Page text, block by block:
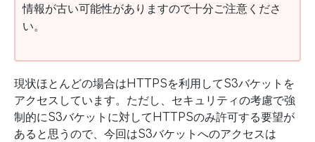
情報が古い可能性がありますので十分ご注意くださ
い。
現状ほとんどの場合はHTTPSを利用してS3バケットを
アクセスしています。ただし、セキュリティの考慮で強
制的にS3バケットに対してHTTPSのみ許可する要望が
あると思うので、今回はS3バケットへのアクセスは